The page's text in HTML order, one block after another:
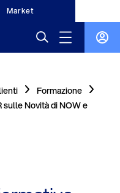
Market
Formazione
sulle Novità di NOW e